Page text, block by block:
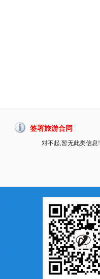
签署旅游合同
对不起,暂无此类信息!